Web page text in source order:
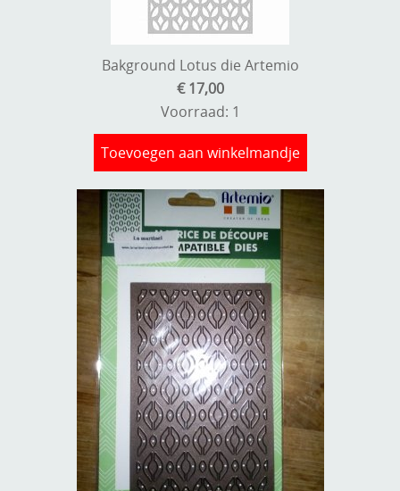
Bakground Lotus die Artemio
€ 17,00
Voorraad: 1
Toevoegen aan winkelmandje